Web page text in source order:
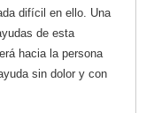
difícil en ello. Una
de esta
hacia la persona
sin dolor y con